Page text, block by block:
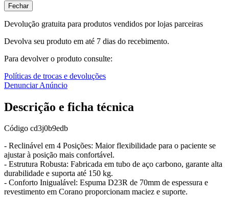
Fechar
Devolução gratuita para produtos vendidos por lojas parceiras
Devolva seu produto em até 7 dias do recebimento.
Para devolver o produto consulte:
Políticas de trocas e devoluções
Denunciar Anúncio
Descrição e ficha técnica
Código cd3j0b9edb
- Reclinável em 4 Posições: Maior flexibilidade para o paciente se
ajustar à posição mais confortável.
- Estrutura Robusta: Fabricada em tubo de aço carbono, garante alta
durabilidade e suporta até 150 kg.
- Conforto Inigualável: Espuma D23R de 70mm de espessura e
revestimento em Corano proporcionam maciez e suporte.